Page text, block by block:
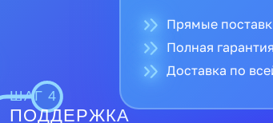
ШАГ 4
ПОДДЕРЖКА
Прямые
Полная
Доставка по